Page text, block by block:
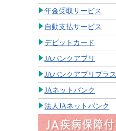
年金受取サービス
自動支払サービス
デビットカード
JAバンクアプリ
JAバンクアプリプラス
JAネットバンク
法人JAネットバンク